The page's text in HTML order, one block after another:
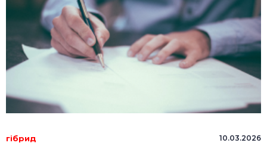
гібрид 10.03.2026